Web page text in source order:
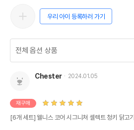
우리 아이 등록하러 가기
Chester 2024.01.05
재구매
[6개 세트] 웰니스 코어 시그니쳐 셀렉트 청키 닭고